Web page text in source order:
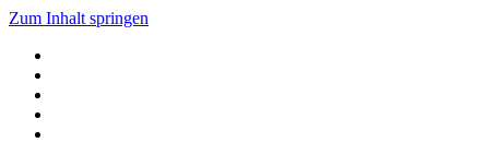
Zum Inhalt springen